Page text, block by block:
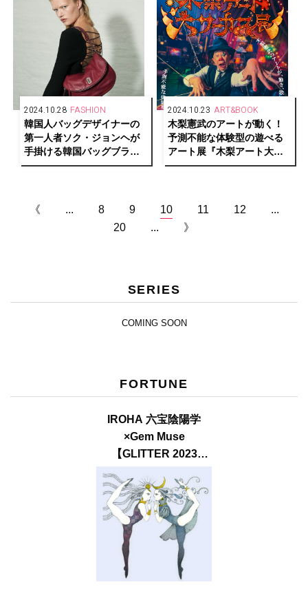
2024.10.28 FASHION
韓国人バッグデザイナーの
第一人者ソク・ジョンヘが
手掛ける韓国バッグブラン
ド「vunque（ブンク）」
2024.10.23 ART&BOOK
木梨憲武のアートが動く！
予測不能な体験型の遊べる
アート展『木梨アート大サ
ーカス展』12月に横浜で開
《 ... 8 9 10 11 12
...
20
... 》
SERIES
COMING SOON
FORTUNE
IROHA 六宝陰陽学
×Gem Muse
【GLITTER 2023
SUMMER issue】